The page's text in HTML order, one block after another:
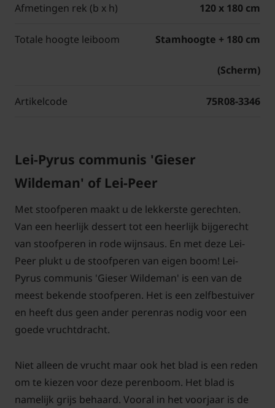
Afmetingen rek (b x h) 120 x 180 cm
Totale hoogte leiboom Stamhoogte + 180 cm
(Scherm)
Artikelcode 75R08-3346
Lei-Pyrus communis 'Gieser
Wildeman' of Lei-Peer
Met stoofperen maakt u de lekkerste gerechten.
Van een heerlijk dessert tot een heerlijk bijgerecht
van stoofperen in rode wijnsaus. En met deze Lei-
Peer plukt u de stoofperen van eigen boom! Lei-
Pyrus communis 'Gieser Wildeman' is een van de
meest bekende stoofperen. Het is een zelfbestuiver
en heeft dus geen ander perenras nodig voor een
goede vruchtdracht.
Niet alleen de vrucht maar ook het blad is een reden
om te kiezen voor deze perenboom. Het blad is
namelijk grijs behaard. Vooral in het voorjaar is de